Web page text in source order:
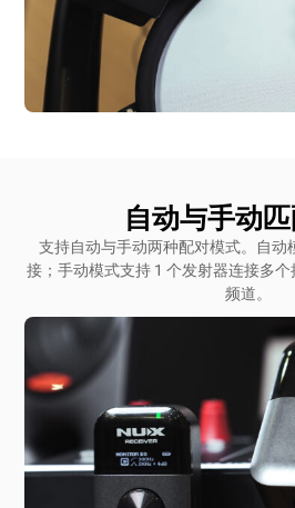
自动与手动
支持自动与手动两种配对模式。自动
接；手动模式支持 1 个发射器连接多
频道。